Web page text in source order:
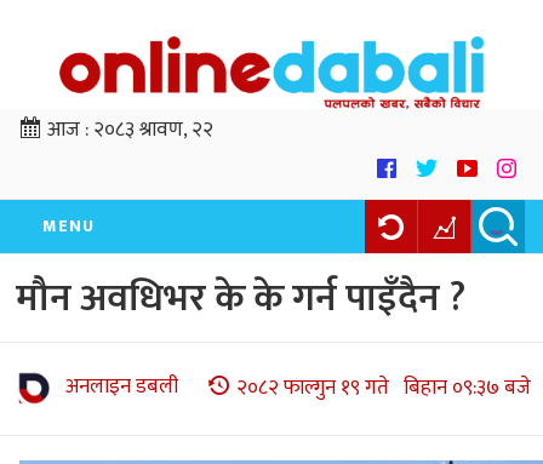
आज :२०८३ श्रावण, २२
MENU
मौन अवधिभर के के गर्न पाइँदैन ?
अनलाइन डबली २०८२ फाल्गुन १९ गते बिहान ०९:३७ बजे